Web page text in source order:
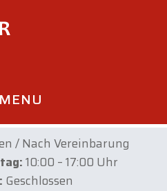
MENU
/ Nach Vereinbarung
10:00 – 17:00 Uhr
Geschlossen